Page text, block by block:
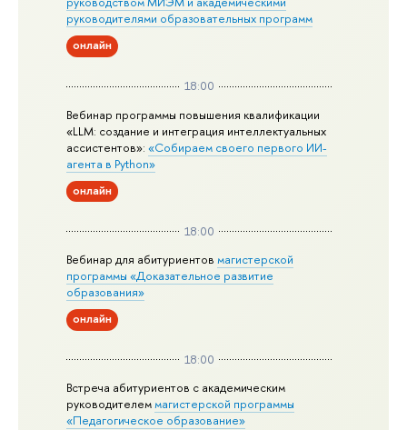
руководителями образовательных программ
онлайн
18:00
Вебинар программы повышения квалификации
«LLM: создание и интеграция интеллектуальных
ассистентов»:«Собираем своего первого ИИ-
агента в Python»
онлайн
18:00
Вебинар для абитуриентовмагистерской
программы «Доказательное развитие
образования»
онлайн
18:00
Встреча абитуриентов с академическим
руководителеммагистерской программы
«Педагогическое образование»